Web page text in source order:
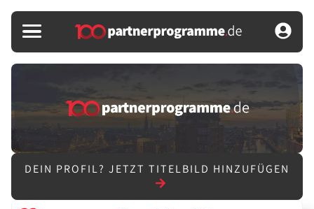
DEIN PROFIL? JETZT TITELBILD HINZUFÜGEN